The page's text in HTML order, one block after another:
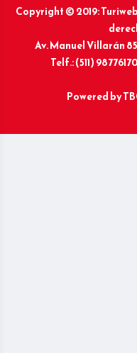
Copyright © 2019:
Av. Manuel Villarán
Telf.: (511)
Powered by